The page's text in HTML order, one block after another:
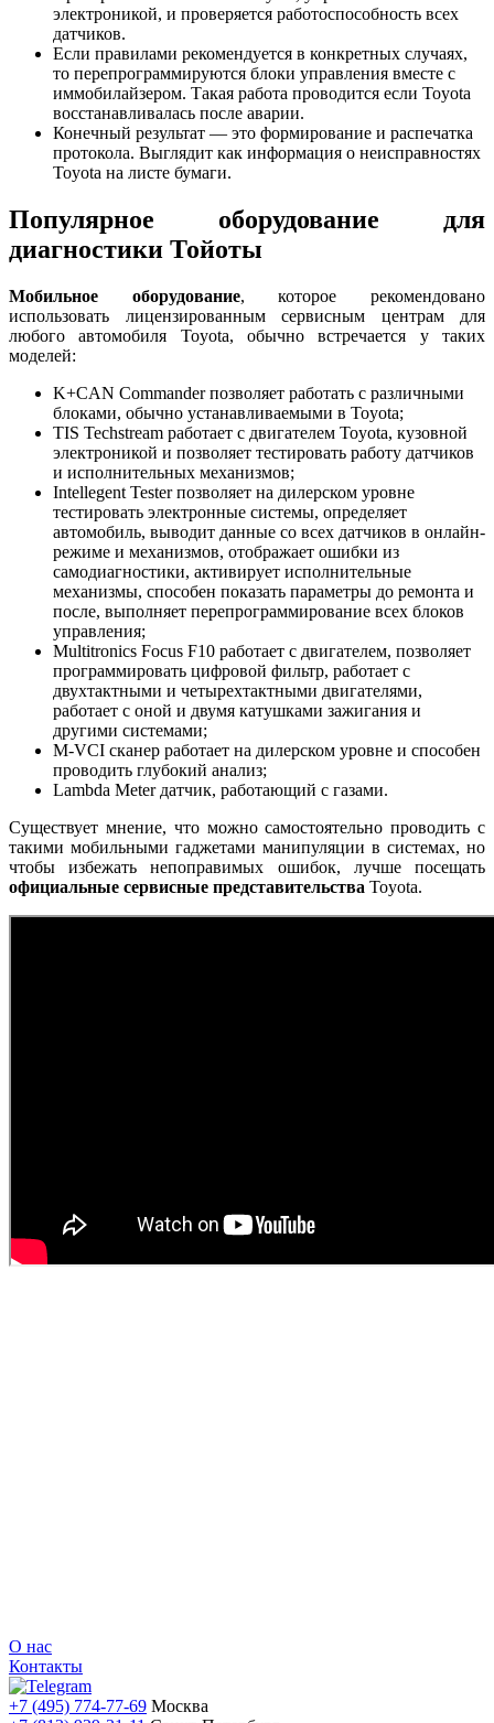
электроникой, и проверяется работоспособность всех
датчиков.
Если правилами рекомендуется в конкретных случаях,
то перепрограммируются блоки управления вместе с
иммобилайзером. Такая работа проводится если Toyota
восстанавливалась после аварии.
Конечный результат — это формирование и распечатка
протокола. Выглядит как информация о неисправностях
Toyota на листе бумаги.
Популярное оборудование для
диагностики Тойоты
Мобильное оборудование, которое рекомендовано
использовать лицензированным сервисным центрам для
любого автомобиля Toyota, обычно встречается у таких
моделей:
K+CAN Commander позволяет работать с различными
блоками, обычно устанавливаемыми в Toyota;
TIS Techstream работает с двигателем Toyota, кузовной
электроникой и позволяет тестировать работу датчиков
и исполнительных механизмов;
Intellegent Tester позволяет на дилерском уровне
тестировать электронные системы, определяет
автомобиль, выводит данные со всех датчиков в онлайн-
режиме и механизмов, отображает ошибки из
самодиагностики, активирует исполнительные
механизмы, способен показать параметры до ремонта и
после, выполняет перепрограммирование всех блоков
управления;
Multitronics Focus F10 работает с двигателем, позволяет
программировать цифровой фильтр, работает с
двухтактными и четырехтактными двигателями,
работает с оной и двумя катушками зажигания и
другими системами;
M-VCI сканер работает на дилерском уровне и способен
проводить глубокий анализ;
Lambda Meter датчик, работающий с газами.
Существует мнение, что можно самостоятельно проводить с
такими мобильными гаджетами манипуляции в системах, но
чтобы избежать непоправимых ошибок, лучше посещать
официальные сервисные представительства Toyota.
О нас
Контакты
+7 (495) 774-77-69 Москва